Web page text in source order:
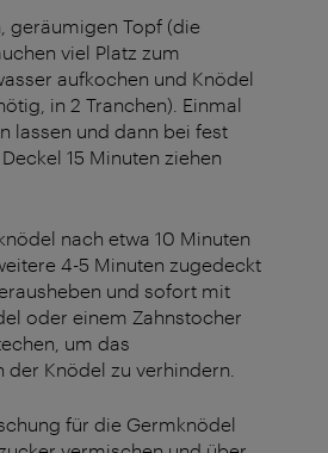
geräumigen Topf (die
viel Platz zum
aufkochen und Knödel
in 2 Tranchen). Einmal
lassen und dann bei fest
15 Minuten ziehen
nach etwa 10 Minuten
4-5 Minuten zugedeckt
und sofort mit
oder einem Zahnstocher
um das
der Knödel zu verhindern.
für die Germknödel